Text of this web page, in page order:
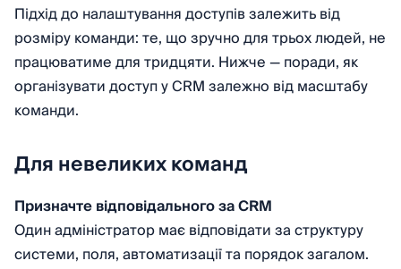
Підхід до налаштування доступів залежить від
розміру команди: те, що зручно для трьох людей, не
працюватиме для тридцяти. Нижче — поради, як
організувати доступ у CRM залежно від масштабу
команди.
Для невеликих команд
Призначте відповідального за CRM
Один адміністратор має відповідати за структуру
системи, поля, автоматизації та порядок загалом.